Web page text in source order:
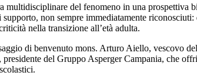
multidisciplinare del fenomeno in una prospettiva
non sempre immediatamente
nella transizione all’età adulta.
di benvenuto mons. Arturo Aiello, vescovo
del Gruppo Asperger Campania, che